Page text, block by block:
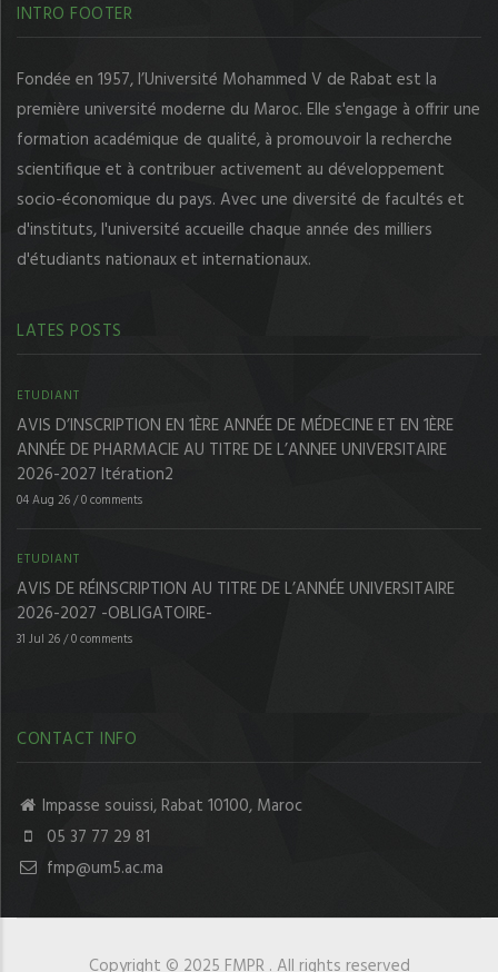
INTRO FOOTER
Fondée en 1957, l’Université Mohammed V de Rabat est la
première université moderne du Maroc. Elle s'engage à offrir une
formation académique de qualité, à promouvoir la recherche
scientifique et à contribuer activement au développement
socio-économique du pays. Avec une diversité de facultés et
d'instituts, l'université accueille chaque année des milliers
d'étudiants nationaux et internationaux.
LATES POSTS
ETUDIANT
AVIS D’INSCRIPTION EN 1ÈRE ANNÉE DE MÉDECINE ET EN 1ÈRE
ANNÉE DE PHARMACIE AU TITRE DE L’ANNEE UNIVERSITAIRE
2026-2027 Itération2
04 Aug 26/0 comments
ETUDIANT
AVIS DE RÉINSCRIPTION AU TITRE DE L’ANNÉE UNIVERSITAIRE
2026-2027 -OBLIGATOIRE-
31 Jul 26/0 comments
CONTACT INFO
Impasse souissi, Rabat 10100, Maroc
05 37 77 29 81
fmp@um5.ac.ma